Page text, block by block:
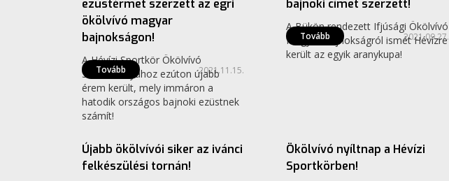
ezüstérmet szerzett az egri
ökölvívó magyar
bajnokságon!
A Hévízi Sportkör Ökölvívó
Szakosztályához ezúton újabb
érem került, mely immáron a
hatodik országos bajnoki ezüstnek
számít!
Tovább 2021.11.15.
bajnoki címet szerzett!
A Bükön rendezett Ifjúsági Ökölvívó
Magyar Bajnokságról ismét Hévízre
került az egyik aranykupa!
Tovább 2021.09.27.
Ökölvívás
Újabb ökölvívói siker az ivánci
felkészülési tornán!
Ökölvívó nyíltnap a Hévízi
Sportkörben!